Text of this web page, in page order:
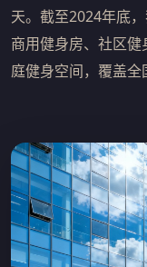
天。截至2024年底
商用健身房、社区
庭健身空间，覆盖全